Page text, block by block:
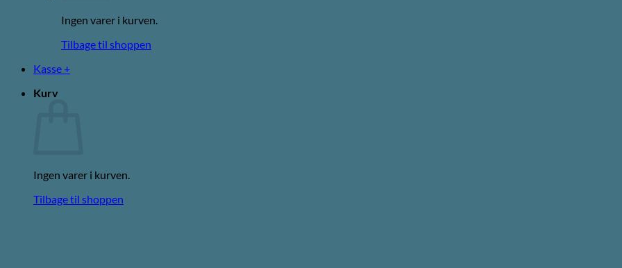
Ingen varer i kurven.
Tilbage til shoppen
Kasse +
Kurv
Ingen varer i kurven.
Tilbage til shoppen